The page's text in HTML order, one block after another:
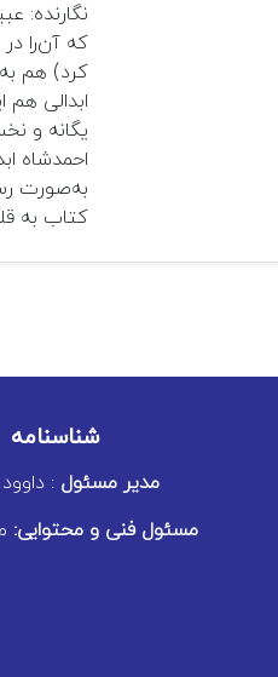
نگارنده:
که آن‌را
کرد) هم
ابدالی هم
یگانه و
احمدشاه
به‌صورت
کتاب به
شناسنامه
مدیر مسئول :
مسئول فنی و محتوایی: